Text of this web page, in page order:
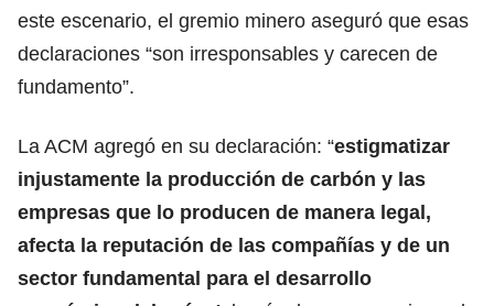
este escenario, el gremio minero aseguró que esas
declaraciones “son irresponsables y carecen de
fundamento”.
La ACM agregó en su declaración: “estigmatizar
injustamente la producción de carbón y las
empresas que lo producen de manera legal,
afecta la reputación de las compañías y de un
sector fundamental para el desarrollo